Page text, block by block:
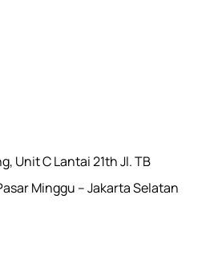
Unit C Lantai 21th Jl. TB
Minggu – Jakarta Selatan